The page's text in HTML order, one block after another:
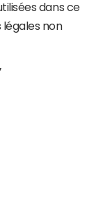
dans ce
non